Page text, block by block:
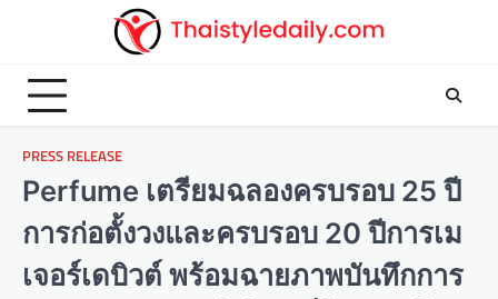
PRESS RELEASE
Perfume เตรียมฉลองครบรอบ 25 ปี
การก่อตั้งวงและครบรอบ 20 ปีการเม
เจอร์เดบิวต์ พร้อมฉายภาพบันทึกการ